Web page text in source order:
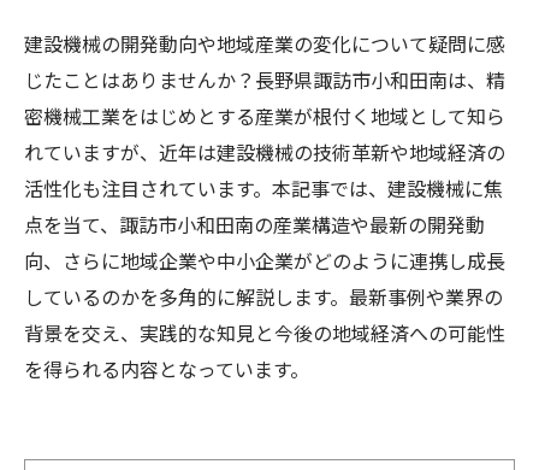
建設機械の開発動向や地域産業の変化について疑問に感
じたことはありませんか？長野県諏訪市小和田南は、精
密機械工業をはじめとする産業が根付く地域として知ら
れていますが、近年は建設機械の技術革新や地域経済の
活性化も注目されています。本記事では、建設機械に焦
点を当て、諏訪市小和田南の産業構造や最新の開発動
向、さらに地域企業や中小企業がどのように連携し成長
しているのかを多角的に解説します。最新事例や業界の
背景を交え、実践的な知見と今後の地域経済への可能性
を得られる内容となっています。